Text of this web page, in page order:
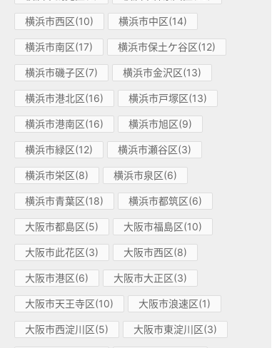
横浜市西区(10) 横浜市中区(14)
横浜市南区(17) 横浜市保土ケ谷区(12)
横浜市磯子区(7) 横浜市金沢区(13)
横浜市港北区(16) 横浜市戸塚区(13)
横浜市港南区(16) 横浜市旭区(9)
横浜市緑区(12) 横浜市瀬谷区(3)
横浜市栄区(8) 横浜市泉区(6)
横浜市青葉区(18) 横浜市都筑区(6)
大阪市都島区(5) 大阪市福島区(10)
大阪市此花区(3) 大阪市西区(8)
大阪市港区(6) 大阪市大正区(3)
大阪市天王寺区(10) 大阪市浪速区(1)
大阪市西淀川区(5) 大阪市東淀川区(3)